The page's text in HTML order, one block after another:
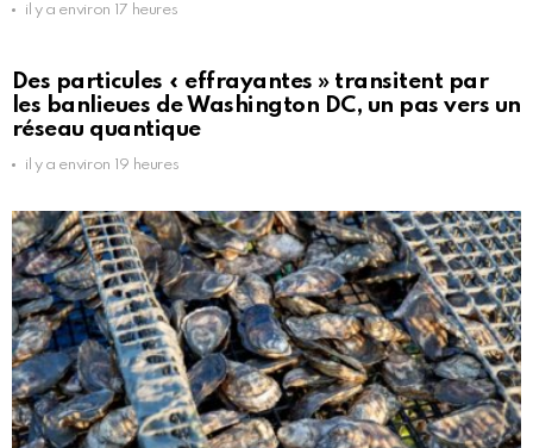
il y a environ 17 heures
Des particules « effrayantes » transitent par
les banlieues de Washington DC, un pas vers un
réseau quantique
il y a environ 19 heures